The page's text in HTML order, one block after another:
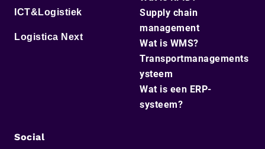
ICT&Logistiek
Logistica Next
Supply chain
management
Wat is WMS?
Transportmanagements
ysteem
Wat is een ERP-
systeem?
Social